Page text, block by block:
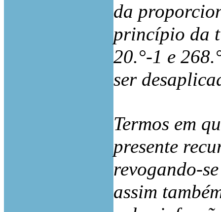
da
princípio da
20.°-1 e
ser
Termos em
presente
revogando-
assim